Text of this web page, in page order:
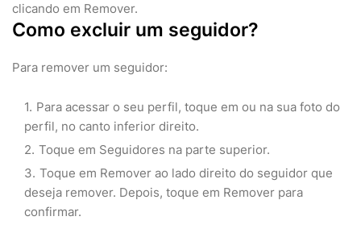
clicando em Remover.
Como excluir um seguidor?
Para remover um seguidor:
Para acessar o seu perfil, toque em ou na sua foto do
perfil, no canto inferior direito.
Toque em Seguidores na parte superior.
Toque em Remover ao lado direito do seguidor que
deseja remover. Depois, toque em Remover para
confirmar.